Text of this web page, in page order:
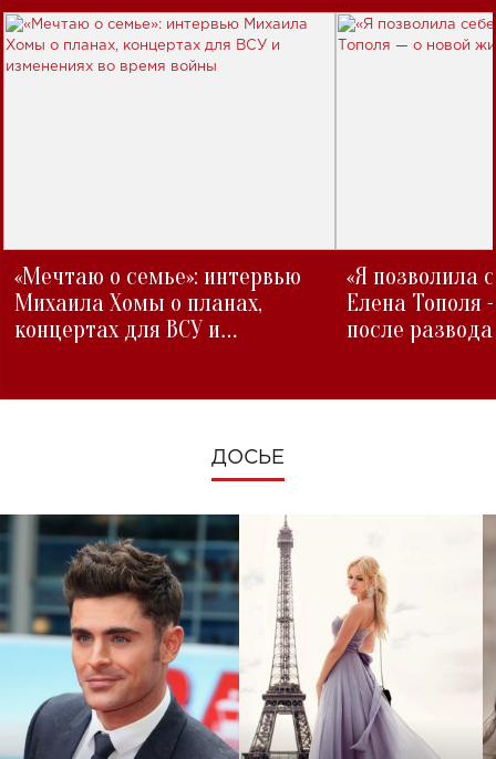
«Мечтаю о семье»: интервью
Михаила Хомы о планах,
концертах для ВСУ и
«Я позволила
Елена Тополя
после развода
ДОСЬЕ